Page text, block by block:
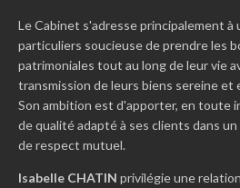
Le Cabinet s'adresse principalement à
particuliers soucieuse de prendre les
patrimoniales tout au long de leur vie
transmission de leurs biens sereine et
Son ambition est d'apporter, en toute
de qualité adapté à ses clients dans
de respect mutuel.
Isabelle CHATIN privilégie une